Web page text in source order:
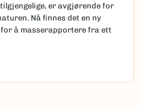
er avgjørende for
Nå finnes det en ny
å masserapportere fra ett